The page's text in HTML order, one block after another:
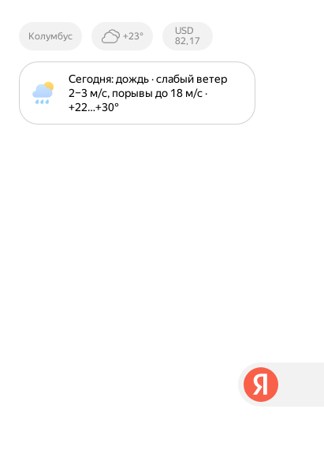
Колумбус +23°
Курсы ЦБ
РФ
USD
82,17
Сегодня: дождь · слабый ветер
2⁠–⁠3 м⁠/⁠с, порывы до 18 м⁠/⁠с ·
+22⁠…⁠+30⁠°